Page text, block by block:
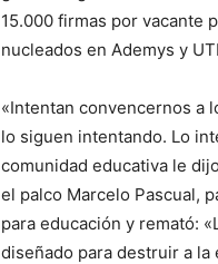
15.000 firmas por vacante
nucleados en Ademys y
«Intentan convencernos a
lo siguen intentando. Lo
comunidad educativa le
el palco Marcelo Pascual,
para educación y remató:
diseñado para destruir a